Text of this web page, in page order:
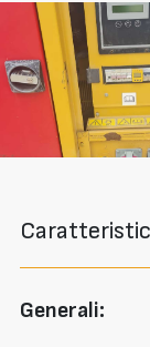
Generali: